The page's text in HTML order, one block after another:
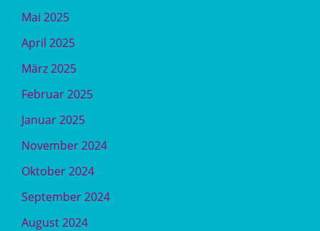
Mai 2025
April 2025
März 2025
Februar 2025
Januar 2025
November 2024
Oktober 2024
September 2024
August 2024